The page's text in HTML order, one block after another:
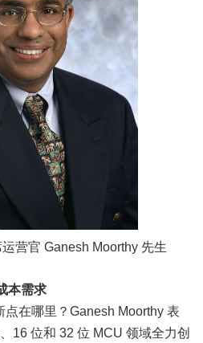
营官 Ganesh Moorthy 先生
本需求
在哪里？Ganesh Moorthy 表
16 位和 32 位 MCU 领域全力创